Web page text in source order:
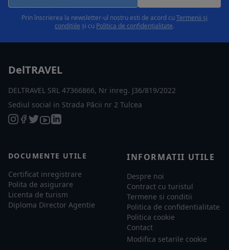
Prin înscrierea la newsletter-ul nostru esti de acord cuTermenii și
condițiile și cu Politica de confidențialitate.
DelTRAVEL
DELTRAVEL SRL 47366866, Nr inreg. J36/819/2022
Sediul social in Strada Păcii nr 2 Tulcea
DOCUMENTE UTILE
Certificat inregistrare
Polita de asigurare
Licenta de turism
Diploma Director Agentie
INFORMATII UTILE
Despre noi
Contract cu turistul
Termene si conditii
Politica de confidentialitate
Politica cookie
Contact
Modifica setarile cookie